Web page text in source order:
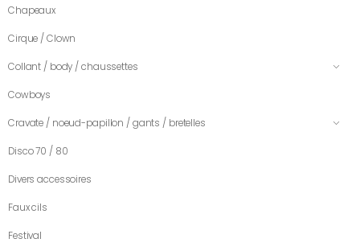
Chapeaux
Cirque / Clown
Collant / body / chaussettes
Cowboys
Cravate / noeud-papillon / gants / bretelles
Disco 70 / 80
Divers accessoires
Faux cils
Festival